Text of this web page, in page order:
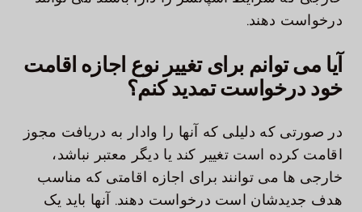
درخواست دهند.
آیا می توانم برای تغییر نوع اجازه اقامت
خود درخواست تمدید کنم؟
در صورتی که دلیلی که آنها را وادار به دریافت مجوز
اقامت کرده است تغییر کند یا دیگر معتبر نباشد،
خارجی ها می توانند برای اجازه اقامتی که مناسب
هدف جدیدشان است درخواست دهند. آنها باید یک